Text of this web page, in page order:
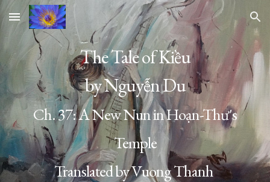
Skip to main content Skip to navigation
The Tale of Kiều
by Nguyễn Du
Ch. 37:A New Nun in Hoạn-Thư's
Temple
Translated by Vuong Thanh